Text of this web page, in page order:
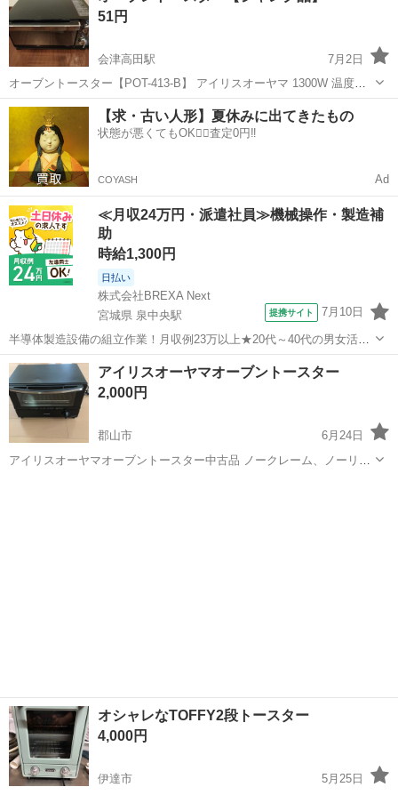
所...
51円
会津高田駅
7月2日
オーブントースター【POT-413-B】 アイリスオーヤマ 1300W 温度ヒ
ューズ216℃ 2021年製 2021年9月10日に購入して2025年10月3日迄使
用していましたが、突然ヒーター管が赤く光らなくなり加熱出来な...
福島 大沼郡 会津高田駅 キッチン家電 ジャンク品
【求・古い人形】夏休みに出てきたもの
状態が悪くてもOK🙆‍♀️査定0円‼️
COYASH Ad
≪月収24万円・派遣社員≫機械操作・製造補
助
時給1,300円
日払い
株式会社BREXA Next
宮城県 泉中央駅
提携サイト 7月10日
半導体製造設備の組立作業！月収例23万以上★20代～40代の男女活躍
中中！社会保険完備！送迎あり！◎マイカー通勤OK＆無料駐車場完
備！作業着無償貸与◎食堂利用可★《宮城県黒川郡大和町》 人気の工
場のお仕事 ◇半導体製造設備...
宮城 泉中央駅 その他
アイリスオーヤマオーブントースター
2,000円
郡山市
6月24日
アイリスオーヤマオーブントースター中古品 ノークレーム、ノーリタ
オシャレなTOFFY2段トースター
4,000円
伊達市
5月25日